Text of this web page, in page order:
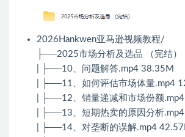
2026Hankwen亚马逊视频教程/
├──2025市场分析及选品 （完结）
| ├──10、问题解答.mp4 38.35M
| ├──11、如何评估市场体量.mp4
| ├──12、销量递减和市场份额
| ├──13、短期热卖的原因分析
| ├──14、对垄断的误解.mp4